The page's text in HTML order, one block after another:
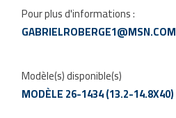
Pour plus d'informations :
GABRIELROBERGE1@MSN.COM
Modèle(s) disponible(s)
MODÈLE 26-1434 (13.2-14.8X40)